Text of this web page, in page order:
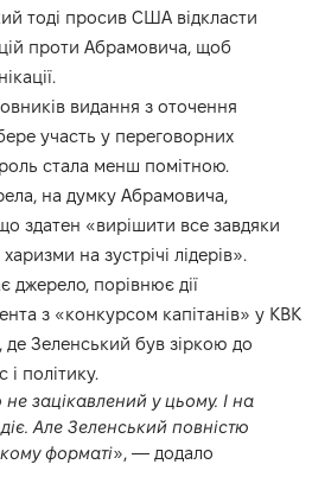
тоді просив США відкласти
проти Абрамовича, щоб
видання з оточення
участь у переговорних
стала менш помітною.
на думку Абрамовича,
здатен «вирішити все завдяки
на зустрічі лідерів».
джерело, порівнює дії
з «конкурсом капітанів» у КВК
де Зеленський був зіркою до
політику.
зацікавлений у цьому. І на
Але Зеленський повністю
форматі», — додало